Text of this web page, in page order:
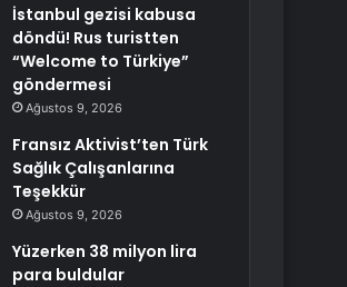
İstanbul gezisi kabusa
döndü! Rus turistten
“Welcome to Türkiye”
göndermesi
Ağustos 9, 2026
Fransız Aktivist’ten Türk
Sağlık Çalışanlarına
Teşekkür
Ağustos 9, 2026
Yüzerken 38 milyon lira
para buldular